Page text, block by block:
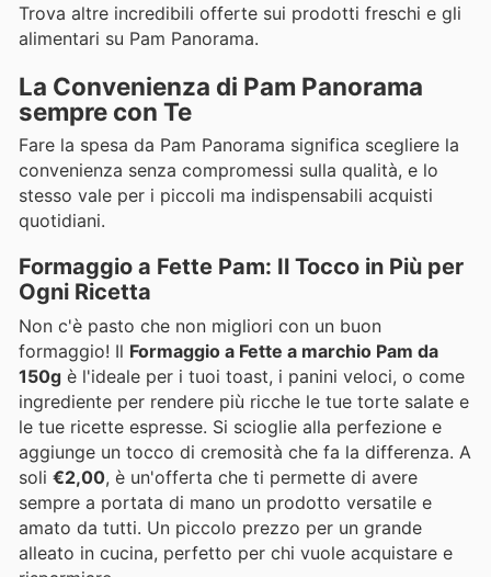
Trova altre incredibili offerte sui prodotti freschi e gli
alimentari su Pam Panorama.
La Convenienza di Pam Panorama
sempre con Te
Fare la spesa da Pam Panorama significa scegliere la
convenienza senza compromessi sulla qualità, e lo
stesso vale per i piccoli ma indispensabili acquisti
quotidiani.
Formaggio a Fette Pam: Il Tocco in Più per
Ogni Ricetta
Non c'è pasto che non migliori con un buon
formaggio! Il Formaggio a Fette a marchio Pam da
150g è l'ideale per i tuoi toast, i panini veloci, o come
ingrediente per rendere più ricche le tue torte salate e
le tue ricette espresse. Si scioglie alla perfezione e
aggiunge un tocco di cremosità che fa la differenza. A
soli €2,00, è un'offerta che ti permette di avere
sempre a portata di mano un prodotto versatile e
amato da tutti. Un piccolo prezzo per un grande
alleato in cucina, perfetto per chi vuole acquistare e